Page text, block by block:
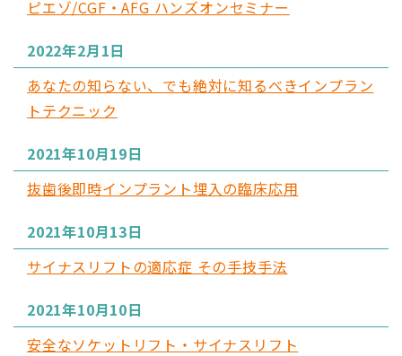
ピエゾ/CGF・AFG ハンズオンセミナー
2022年2月1日
あなたの知らない、でも絶対に知るべきインプラン
トテクニック
2021年10月19日
抜歯後即時インプラント埋入の臨床応用
2021年10月13日
サイナスリフトの適応症 その手技手法
2021年10月10日
安全なソケットリフト・サイナスリフト